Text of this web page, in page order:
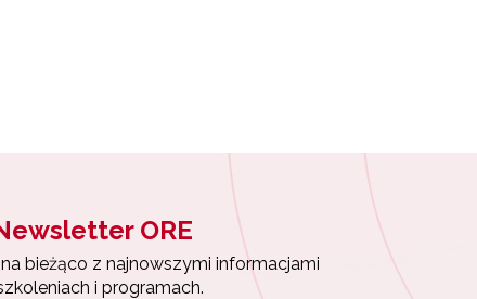
ORE
bieżąco z najnowszymi informacjami
i programach.